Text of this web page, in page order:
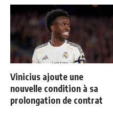
Vinicius ajoute une
nouvelle condition à sa
prolongation de contrat